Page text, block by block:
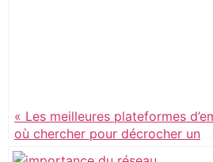
« Les meilleures plateformes
où chercher pour décrocher un
poste? »